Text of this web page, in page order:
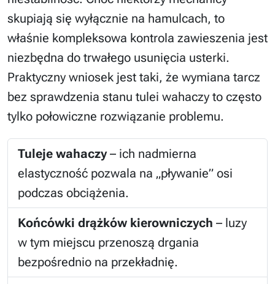
skupiają się wyłącznie na hamulcach, to
właśnie kompleksowa kontrola zawieszenia jest
niezbędna do trwałego usunięcia usterki.
Praktyczny wniosek jest taki, że wymiana tarcz
bez sprawdzenia stanu tulei wahaczy to często
tylko połowiczne rozwiązanie problemu.
Tuleje wahaczy – ich nadmierna
elastyczność pozwala na „pływanie” osi
podczas obciążenia.
Końcówki drążków kierowniczych – luzy
w tym miejscu przenoszą drgania
bezpośrednio na przekładnię.